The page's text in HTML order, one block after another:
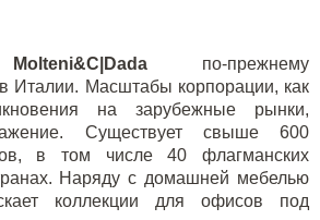
Molteni&C|Dadaпо-прежнему
Италии. Масштабы корпорации, как
на зарубежные рынки,
Существует свыше 600
в том числе 40 флагманских
Наряду с домашней мебелью
коллекции для офисов под